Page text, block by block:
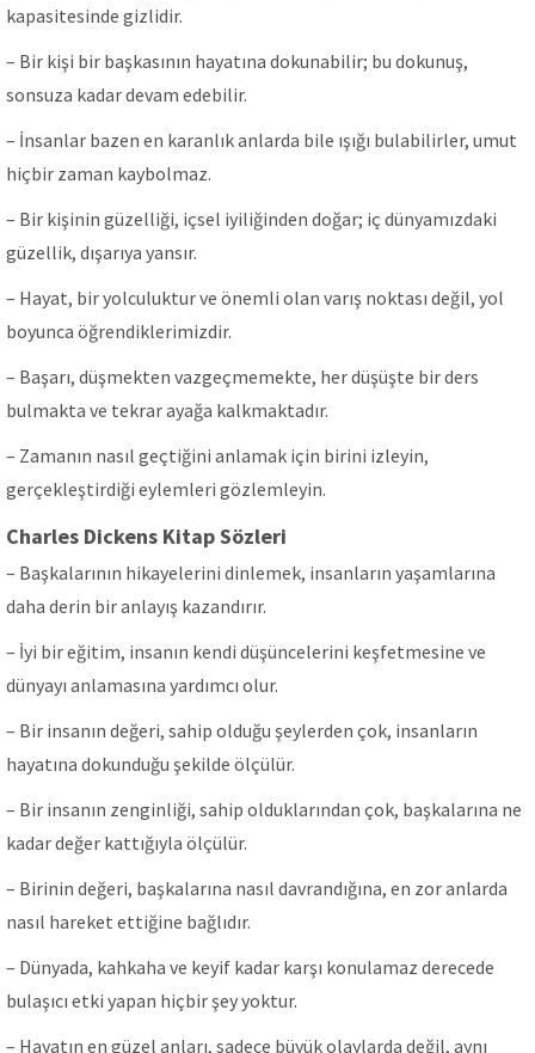
kapasitesinde gizlidir.
– Bir kişi bir başkasının hayatına dokunabilir; bu dokunuş,
sonsuza kadar devam edebilir.
– İnsanlar bazen en karanlık anlarda bile ışığı bulabilirler, umut
hiçbir zaman kaybolmaz.
– Bir kişinin güzelliği, içsel iyiliğinden doğar; iç dünyamızdaki
güzellik, dışarıya yansır.
– Hayat, bir yolculuktur ve önemli olan varış noktası değil, yol
boyunca öğrendiklerimizdir.
– Başarı, düşmekten vazgeçmemekte, her düşüşte bir ders
bulmakta ve tekrar ayağa kalkmaktadır.
– Zamanın nasıl geçtiğini anlamak için birini izleyin,
gerçekleştirdiği eylemleri gözlemleyin.
Charles Dickens Kitap Sözleri
– Başkalarının hikayelerini dinlemek, insanların yaşamlarına
daha derin bir anlayış kazandırır.
– İyi bir eğitim, insanın kendi düşüncelerini keşfetmesine ve
dünyayı anlamasına yardımcı olur.
– Bir insanın değeri, sahip olduğu şeylerden çok, insanların
hayatına dokunduğu şekilde ölçülür.
– Bir insanın zenginliği, sahip olduklarından çok, başkalarına ne
kadar değer kattığıyla ölçülür.
– Birinin değeri, başkalarına nasıl davrandığına, en zor anlarda
nasıl hareket ettiğine bağlıdır.
– Dünyada, kahkaha ve keyif kadar karşı konulamaz derecede
bulaşıcı etki yapan hiçbir şey yoktur.
– Hayatın en güzel anları, sadece büyük olaylarda değil, aynı